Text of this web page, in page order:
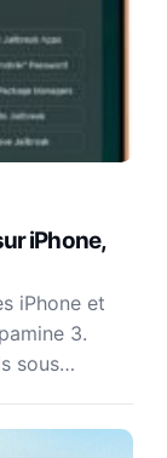
iPhone,
iPhone et
3.
sous…